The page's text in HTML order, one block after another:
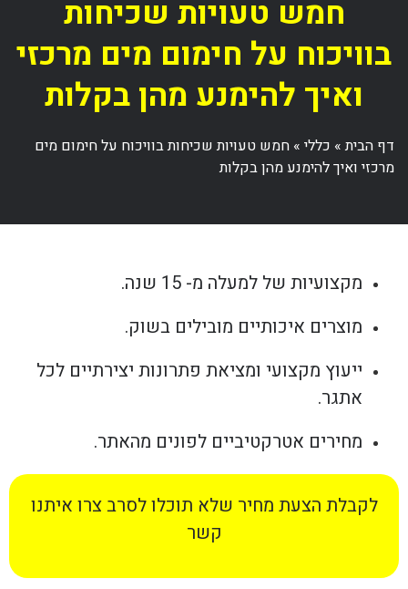
חמש טעויות שכיחות
בוויכוח על חימום מים מרכזי
ואיך להימנע מהן בקלות
דף הבית» כללי» חמש טעויות שכיחות בוויכוח על חימום מים
מרכזי ואיך להימנע מהן בקלות
מקצועיות של למעלה מ- 15 שנה.
מוצרים איכותיים מובילים בשוק.
ייעוץ מקצועי ומציאת פתרונות יצירתיים לכל
אתגר.
מחירים אטרקטיביים לפונים מהאתר.
לקבלת הצעת מחיר שלא תוכלו לסרב צרו איתנו
קשר